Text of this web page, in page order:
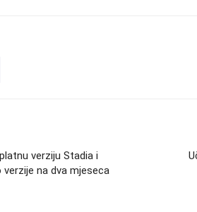
verziju Stadia i
na dva mjeseca